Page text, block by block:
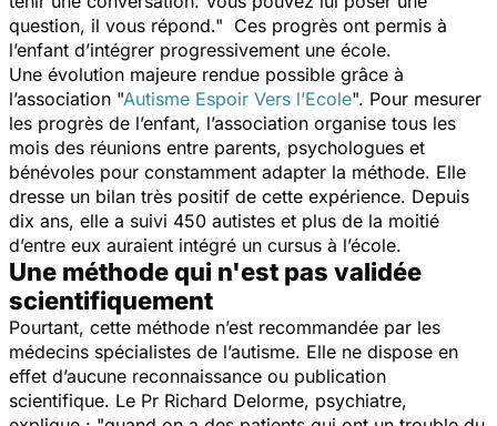
question, il vous répond." Ces progrès ont permis à
l’enfant d’intégrer progressivement une école.
Une évolution majeure rendue possible grâce à
l’association "Autisme Espoir Vers l’Ecole". Pour mesurer
les progrès de l’enfant, l’association organise tous les
mois des réunions entre parents, psychologues et
bénévoles pour constamment adapter la méthode. Elle
dresse un bilan très positif de cette expérience. Depuis
dix ans, elle a suivi 450 autistes et plus de la moitié
d’entre eux auraient intégré un cursus à l’école.
Une méthode qui n'est pas validée
scientifiquement
Pourtant, cette méthode n’est recommandée par les
médecins spécialistes de l’autisme. Elle ne dispose en
effet d’aucune reconnaissance ou publication
scientifique. Le Pr Richard Delorme, psychiatre,